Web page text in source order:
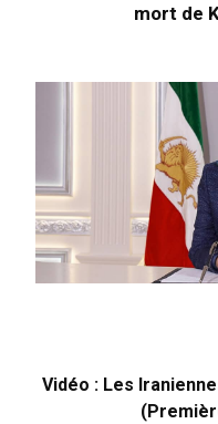
mort de
Vidéo : Les